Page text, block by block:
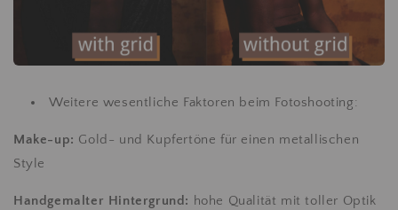
Weitere wesentliche Faktoren beim Fotoshooting:
Make-up: Gold- und Kupfertöne für einen metallischen
Style
Handgemalter Hintergrund: hohe Qualität mit toller Optik